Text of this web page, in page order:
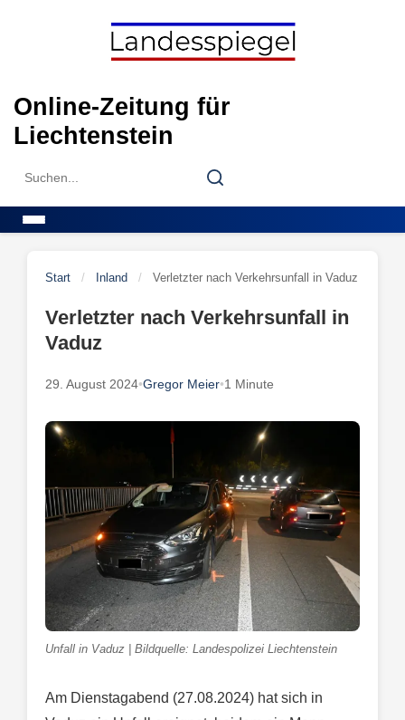
Online-Zeitung für
Liechtenstein
Search
Search
Start / Inland / Verletzter nach Verkehrsunfall in Vaduz
Verletzter nach Verkehrsunfall in
Vaduz
29. August 2024•Gregor Meier•1 Minute
Unfall in Vaduz | Bildquelle: Landespolizei Liechtenstein
Am Dienstagabend (27.08.2024) hat sich in